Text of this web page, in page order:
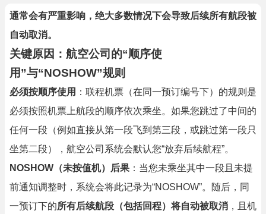
通常会有严重影响，绝大多数情况下会导致后续所有航段被
自动取消。
关键原因：航空公司的“顺序使
用”与“NOSHOW”规则
必须按顺序使用 ：联程机票（在同一预订编号下）的规则是
必须按照机票上航段的顺序依次乘坐。如果您跳过了中间的
任何一段（例如直接从第一段飞到第三段，或跳过第一段只
坐第二段），航空公司系统会默认您“放弃后续航程”。
NOSHOW（未按值机）后果 ：当您未乘坐其中一段且未提
前通知调整时，系统会将此记录为“NOSHOW”。随后，同
一预订下的所有后续航段（包括回程）将自动被取消 ，且机